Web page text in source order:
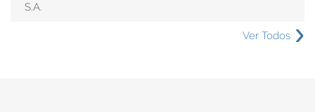
S.A.
Ver Todos